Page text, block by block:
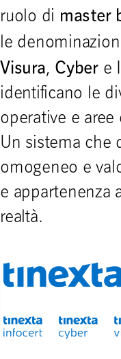
ruolo di master
le
Visura, Cybere I
identificano le
operative e
Un sistema che
omogeneo e
e appartenenza
realtà.